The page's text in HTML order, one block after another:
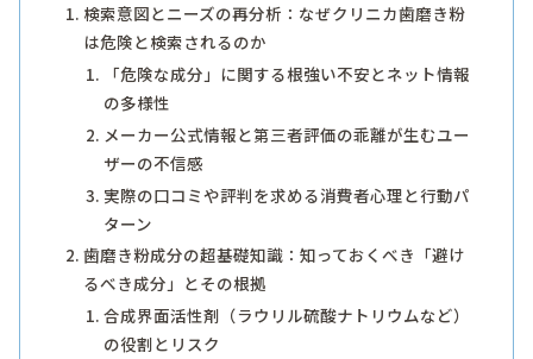
検索意図とニーズの再分析：なぜクリニカ歯磨き粉
は危険と検索されるのか
「危険な成分」に関する根強い不安とネット情報
の多様性
メーカー公式情報と第三者評価の乖離が生むユー
ザーの不信感
実際の口コミや評判を求める消費者心理と行動パ
ターン
歯磨き粉成分の超基礎知識：知っておくべき「避け
るべき成分」とその根拠
合成界面活性剤（ラウリル硫酸ナトリウムなど）
の役割とリスク